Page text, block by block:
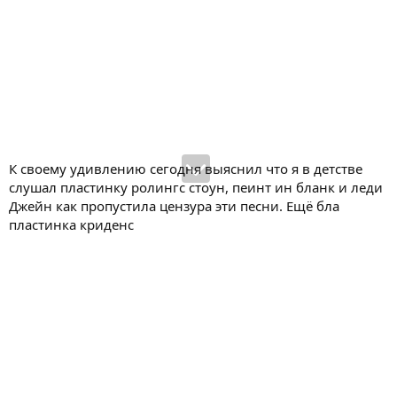
К своему удивлению сегодня выяснил что я в детстве
слушал пластинку ролингс стоун, пеинт ин бланк и леди
Джейн как пропустила цензура эти песни. Ещё бла
пластинка криденс